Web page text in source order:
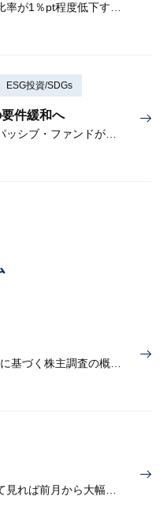
標準的手法採用行では、自己資本比率が1％pt程度低下する可能性
ESG投資/SDGs
件緩和へ
SRDⅡ（EU第二次株主権利指令）に基づく株主調査の概要と課題